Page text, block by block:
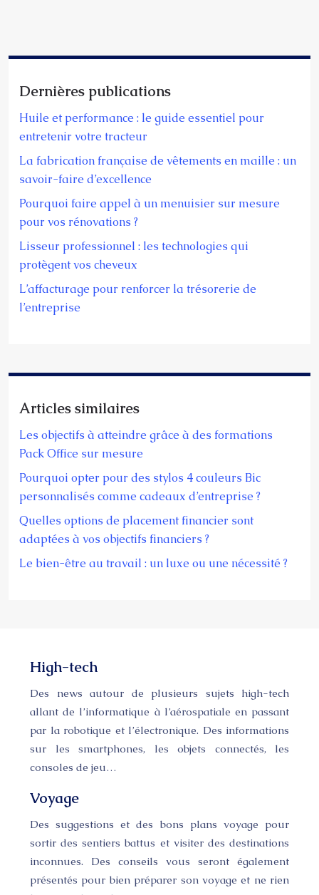
Dernières publications
Huile et performance : le guide essentiel pour
entretenir votre tracteur
La fabrication française de vêtements en maille : un
savoir-faire d’excellence
Pourquoi faire appel à un menuisier sur mesure
pour vos rénovations ?
Lisseur professionnel : les technologies qui
protègent vos cheveux
L’affacturage pour renforcer la trésorerie de
l’entreprise
Articles similaires
Les objectifs à atteindre grâce à des formations
Pack Office sur mesure
Pourquoi opter pour des stylos 4 couleurs Bic
personnalisés comme cadeaux d’entreprise ?
Quelles options de placement financier sont
adaptées à vos objectifs financiers ?
Le bien-être au travail : un luxe ou une nécessité ?
High-tech
Des news autour de plusieurs sujets high-tech
allant de l’informatique à l’aérospatiale en passant
par la robotique et l’électronique. Des informations
sur les smartphones, les objets connectés, les
consoles de jeu…
Voyage
Des suggestions et des bons plans voyage pour
sortir des sentiers battus et visiter des destinations
inconnues. Des conseils vous seront également
présentés pour bien préparer son voyage et ne rien